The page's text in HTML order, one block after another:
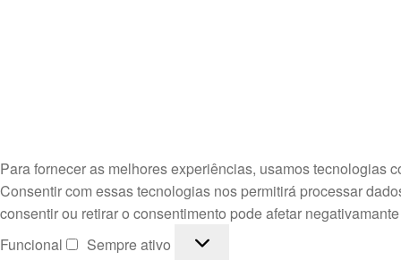
Para fornecer as melhores experiências, usamos tecnologias
Consentir com essas tecnologias nos permitirá processar
consentir ou retirar o consentimento pode afetar
Funcional
Funcional
Sempre ativo